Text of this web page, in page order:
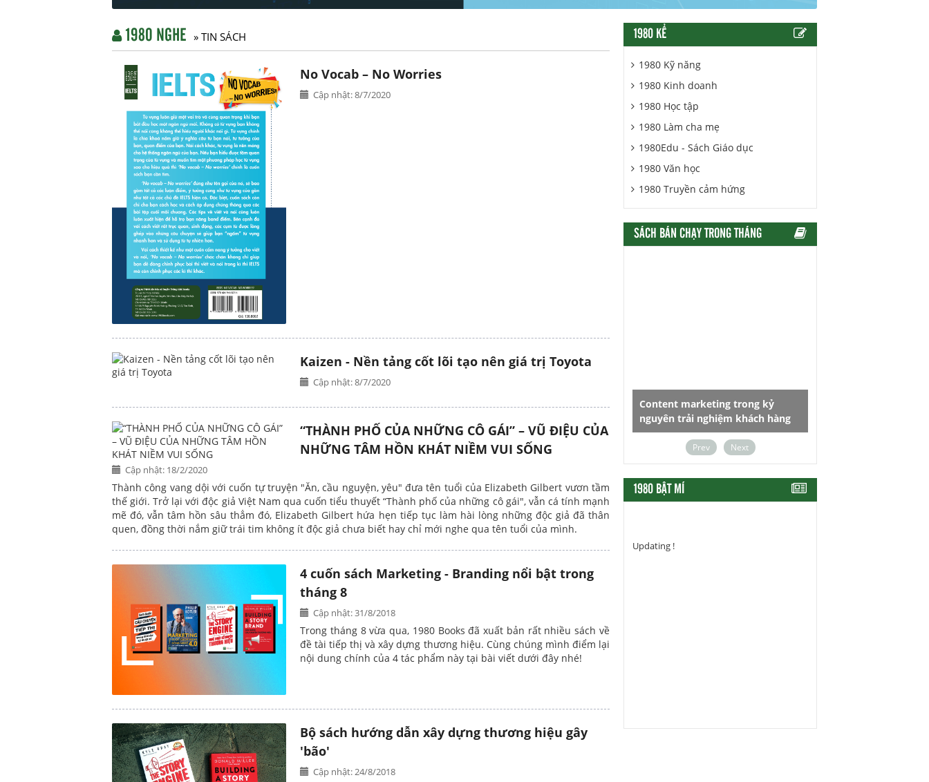
1980 NGHE » TIN SÁCH
No Vocab – No Worries
Cập nhật: 8/7/2020
Kaizen - Nền tảng cốt lõi tạo nên giá trị Toyota
Cập nhật: 8/7/2020
“THÀNH PHỐ CỦA NHỮNG CÔ GÁI” – VŨ ĐIỆU CỦA
NHỮNG TÂM HỒN KHÁT NIỀM VUI SỐNG
Cập nhật: 18/2/2020
Thành công vang dội với cuốn tự truyện "Ăn, cầu nguyện, yêu" đưa tên tuổi của Elizabeth Gilbert vươn tầm
thế giới. Trở lại với độc giả Việt Nam qua cuốn tiểu thuyết “Thành phố của những cô gái", vẫn cá tính mạnh
mẽ đó, vẫn tâm hồn sâu thẳm đó, Elizabeth Gilbert hứa hẹn tiếp tục làm hài lòng những độc giả đã thân
quen, đồng thời nắm giữ trái tim không ít độc giả chưa biết hay chỉ mới nghe qua tên tuổi của mình.
4 cuốn sách Marketing - Branding nổi bật trong
tháng 8
Cập nhật: 31/8/2018
Trong tháng 8 vừa qua, 1980 Books đã xuất bản rất nhiều sách về
đề tài tiếp thị và xây dựng thương hiệu. Cùng chúng mình điểm lại
nội dung chính của 4 tác phẩm này tại bài viết dưới đây nhé!
Bộ sách hướng dẫn xây dựng thương hiệu gây
'bão'
Cập nhật: 24/8/2018
1980 KỂ
1980 Kỹ năng
1980 Kinh doanh
1980 Học tập
1980 Làm cha mẹ
1980Edu - Sách Giáo dục
1980 Văn học
1980 Truyền cảm hứng
SÁCH BÁN CHẠY TRONG THÁNG
Kaizen - Nền Tảng Cốt Lõi Tạo
Nên Giá Trị Toyota
SÁNG HOAN CA CHIỀU THƯỞNG
Content marketing trong kỷ
nguyên trải nghiệm khách hàng
Prev Next
1980 BẬT MÍ